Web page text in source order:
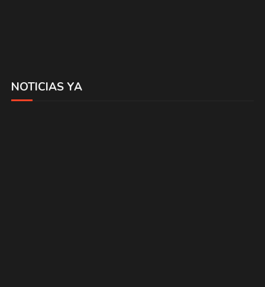
NOTICIAS YA